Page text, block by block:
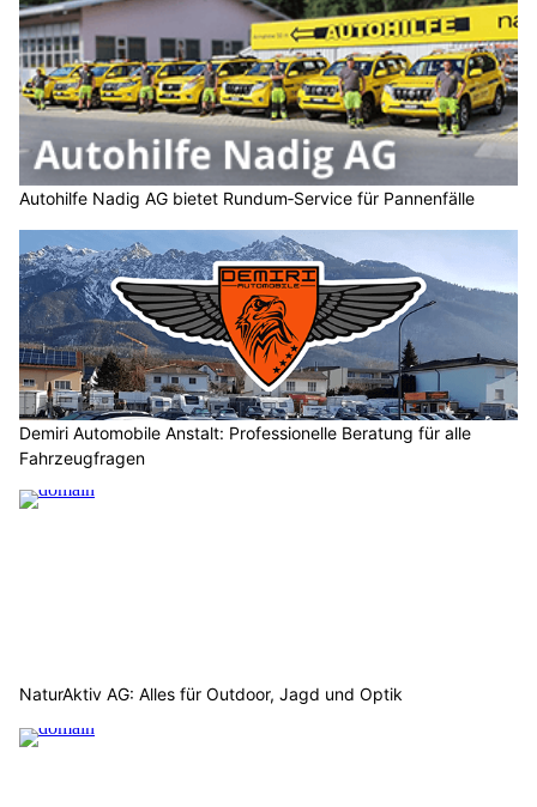
Autohilfe Nadig AG bietet Rundum‑Service für Pannenfälle
Demiri Automobile Anstalt: Professionelle Beratung für alle
Fahrzeugfragen
NaturAktiv AG: Alles für Outdoor, Jagd und Optik